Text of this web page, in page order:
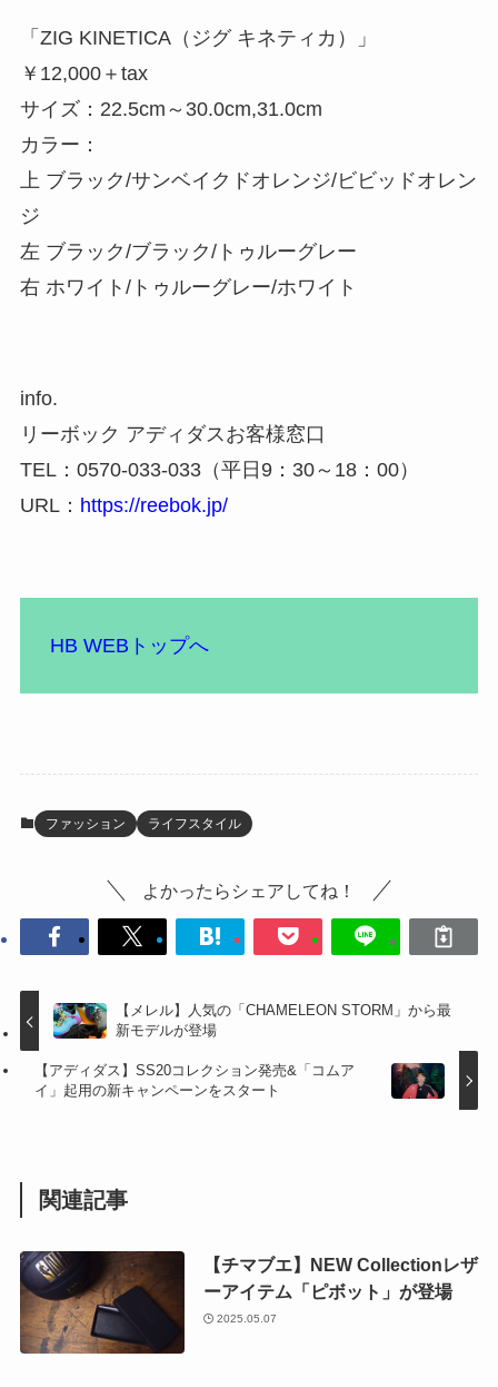
「ZIG KINETICA（ジグ キネティカ）」
￥12,000＋tax
サイズ：22.5cm～30.0cm,31.0cm
カラー：
上 ブラック/サンベイクドオレンジ/ビビッドオレン
ジ
左 ブラック/ブラック/トゥルーグレー
右 ホワイト/トゥルーグレー/ホワイト
info.
リーボック アディダスお客様窓口
TEL：0570-033-033（平日9：30～18：00）
URL： https://reebok.jp/
HB WEBトップへ
ファッション ライフスタイル
よかったらシェアしてね！
【メレル】人気の「CHAMELEON STORM」から最
新モデルが登場
【アディダス】SS20コレクション発売&「コムア
イ」起用の新キャンペーンをスタート
関連記事
【チマブエ】NEW Collectionレザ
ーアイテム「ピボット」が登場
2025.05.07